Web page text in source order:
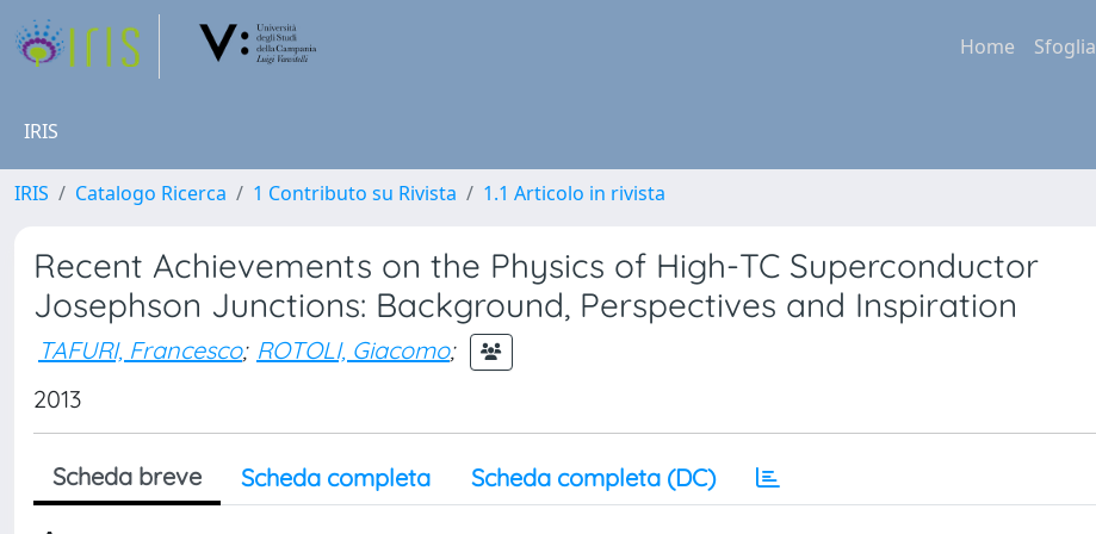
Home Sfoglia
IRIS
IRIS Catalogo Ricerca 1 Contributo su Rivista 1.1 Articolo in rivista
Recent Achievements on the Physics of High-TC Superconductor
Josephson Junctions: Background, Perspectives and Inspiration
TAFURI, Francesco; ROTOLI, Giacomo;
2013
Scheda breve Scheda completa Scheda completa (DC)